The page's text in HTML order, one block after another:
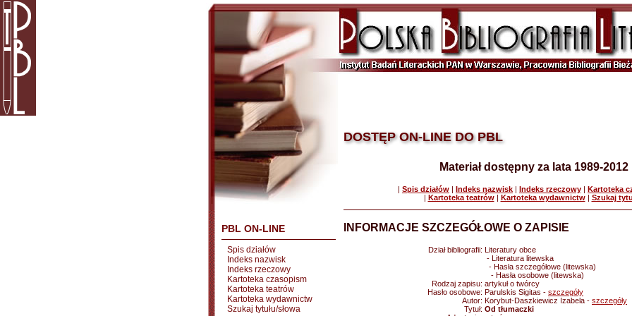
PBL ON-LINE
Spis działów
Indeks nazwisk
Indeks rzeczowy
Kartoteka czasopism
Kartoteka teatrów
Kartoteka wydawnictw
Szukaj tytułu/słowa
DOSTĘP ON-LINE DO PBL
Materiał dostępny za lata 1989-2012
| Spis działów | Indeks nazwisk | Indeks rzeczowy | Kartoteka
| Kartoteka teatrów| Kartoteka wydawnictw| Szukaj
INFORMACJE SZCZEGÓŁOWE O ZAPISIE
Dział bibliografii: Literatury obce
- Literatura litewska
- Hasła szczegółowe (litewska)
- Hasła osobowe (litewska)
Rodzaj zapisu: artykuł o twórcy
Hasło osobowe: Parulskis Sigitas - szczegóły
Autor: Korybut-Daszkiewicz Izabela - szczegóły
Tytuł: Od tłumaczki